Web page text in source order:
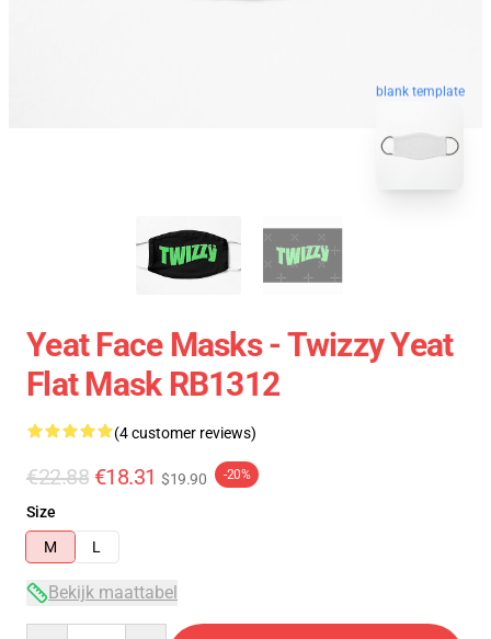
blank template
Yeat Face Masks - Twizzy Yeat
Flat Mask RB1312
(4 customer reviews)
€22.88 €18.31 $19.90 -20%
Size
M
L
Bekijk maattabel